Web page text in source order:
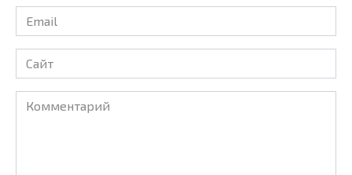
Email
*
Сайт
Комментарий